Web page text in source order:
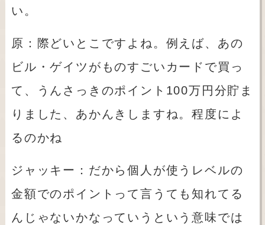
い。
原：際どいとこですよね。例えば、あの
ビル・ゲイツがものすごいカードで買っ
て、うんさっきのポイント 100万円分貯ま
りました、あかんきしますね。程度によ
るのかね
ジャッキー：だから個人が使うレベルの
金額でのポイントって言うても知れてる
んじゃないかなっていうという意味では